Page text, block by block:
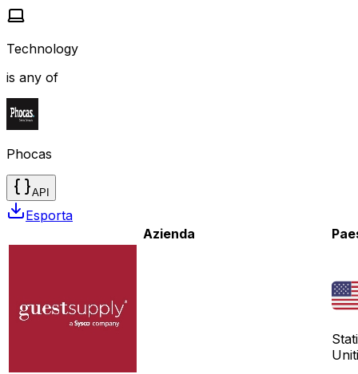
Technology
is any of
Phocas
API
Esporta
Azienda
Stati
Uniti